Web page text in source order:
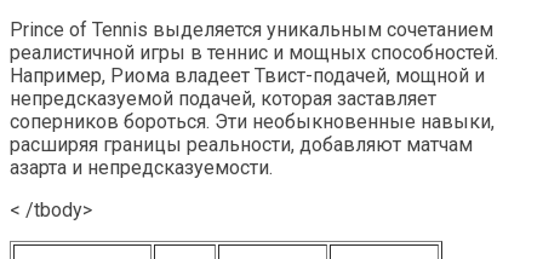
Prince of Tennis выделяется уникальным сочетанием
реалистичной игры в теннис и мощных способностей.
Например, Риома владеет Твист-подачей, мощной и
непредсказуемой подачей, которая заставляет
соперников бороться. Эти необыкновенные навыки,
расширяя границы реальности, добавляют матчам
азарта и непредсказуемости.
< /tbody>